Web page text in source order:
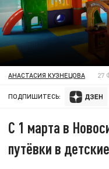
АНАСТАСИЯ КУЗНЕЦОВА 27
ПОДПИШИТЕСЬ:
С 1 марта в
путёвки в